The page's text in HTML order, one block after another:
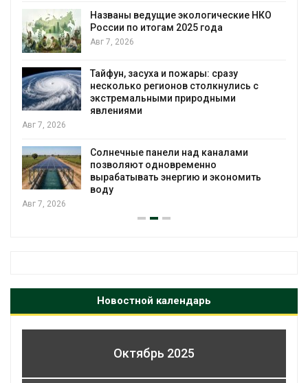
Названы ведущие экологические НКО
России по итогам 2025 года
Авг 7, 2026
Тайфун, засуха и пожары: сразу
несколько регионов столкнулись с
экстремальными природными
явлениями
Авг 7, 2026
Солнечные панели над каналами
позволяют одновременно
вырабатывать энергию и экономить
воду
Авг 7, 2026
Новостной календарь
Октябрь 2025